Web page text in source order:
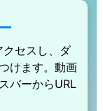
セスし、ダ
けます。動画
バーからURL